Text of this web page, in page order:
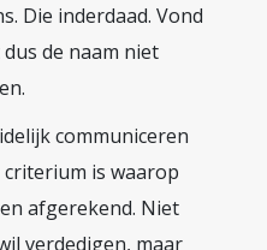
Die inderdaad. Vond
de naam niet
communiceren
criterium is waarop
afgerekend. Niet
verdedigen, maar